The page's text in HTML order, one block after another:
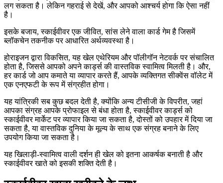
लग सकता है। लेकिन गहराई से देखें, और आपको आश्चर्य होगा कि ऐसा नहीं
है।
इसके बजाय, स्काईवीवर एक जीवित, सांस लेने वाला कार्ड गेम है जिसमें
ब्लॉकचेन तकनीक पर आधारित अर्थव्यवस्था है।
होराइजन द्वारा विकसित, यह खेल एथेरियम और पॉलीगॉन नेटवर्क पर संचालित
होता है, जिससे आपको अपने कार्ड्स की वास्तविक स्वामित्व मिलती है। और,
हर कार्ड जो आप कमाते या व्यापार करते हैं, आपके व्यक्तिगत सीक्वेंस वॉलेट में
एक एनएफटी के रूप में संग्रहीत होगा।
यह यांत्रिकी सब कुछ बदल देती है, क्योंकि अन्य टीसीजी के विपरीत, जहां
आपका संग्रह आपके प्रोफाइल से बंधा होता है, स्काईवीवर कार्ड्स को
स्काईवीवर मार्केट पर व्यापार किया जा सकता है, दोस्तों को उपहार में दिया जा
सकता है, या वास्तविक दुनिया के मूल्य के साथ एक संग्रह बनाने के लिए
उपयोग किया जा सकता है।
यह खिलाड़ी-स्वामित्व वाली दर्शन ही खेल को इतना आकर्षक बनाती है और
स्काईवीवर खाते को इसकी शक्ति देती है।